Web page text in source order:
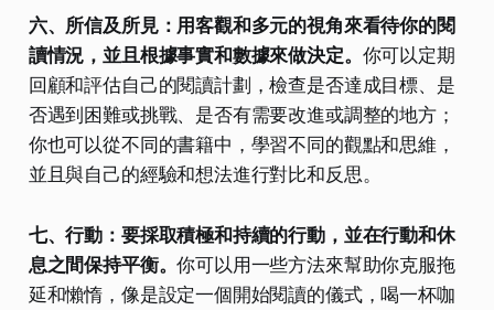
六、所信及所見：用客觀和多元的視角來看待你的閱
讀情況，並且根據事實和數據來做決定。 你可以定期
回顧和評估自己的閱讀計劃，檢查是否達成目標、是
否遇到困難或挑戰、是否有需要改進或調整的地方；
你也可以從不同的書籍中，學習不同的觀點和思維，
並且與自己的經驗和想法進行對比和反思。
七、行動：要採取積極和持續的行動，並在行動和休
息之間保持平衡。你可以用一些方法來幫助你克服拖
延和懶惰，像是設定一個開始閱讀的儀式，喝一杯咖